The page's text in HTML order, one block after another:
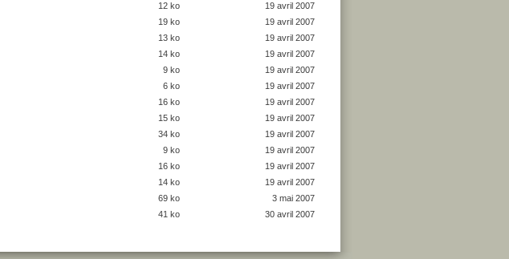
12 ko
19 avril 2007
19 ko
19 avril 2007
13 ko
19 avril 2007
14 ko
19 avril 2007
9 ko
19 avril 2007
6 ko
19 avril 2007
16 ko
19 avril 2007
15 ko
19 avril 2007
34 ko
19 avril 2007
9 ko
19 avril 2007
16 ko
19 avril 2007
14 ko
19 avril 2007
69 ko
3 mai 2007
41 ko 30 avril 2007